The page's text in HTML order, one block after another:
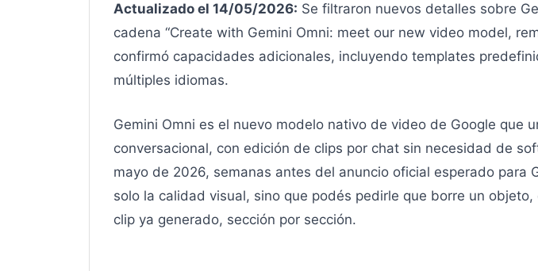
Actualizado el 14/05/2026: Se filtraron nuevos detalles sobre
cadena “Create with Gemini Omni: meet our new video model,
confirmó capacidades adicionales, incluyendo templates
múltiples idiomas.
Gemini Omni es el nuevo modelo nativo de video de Google
conversacional, con edición de clips por chat sin necesidad de
mayo de 2026, semanas antes del anuncio oficial esperado para
solo la calidad visual, sino que podés pedirle que borre un
clip ya generado, sección por sección.